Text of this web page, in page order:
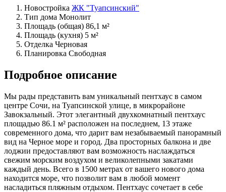
Новостройка ЖК "Туапсинский"
Тип дома Монолит
Площадь (общая) 86,1 м²
Площадь (кухня) 5 м²
Отделка Черновая
Планировка Свободная
Подробное описание
Мы рады представить вам уникальный пентхаус в самом
центре Сочи, на Туапсинской улице, в микрорайоне
Завокзальный. Этот элегантный двухкомнатный пентхаус
площадью 86.1 м² расположен на последнем, 13 этаже
современного дома, что дарит вам незабываемый панорамный
вид на Черное море и город. Два просторных балкона и две
лоджии предоставляют вам возможность наслаждаться
свежим морским воздухом и великолепными закатами
каждый день. Всего в 1500 метрах от вашего нового дома
находится море, что позволит вам в любой момент
насладиться пляжным отдыхом. Пентхаус сочетает в себе